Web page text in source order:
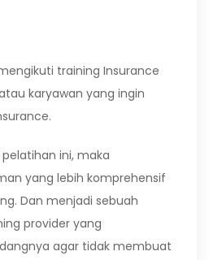
training Insurance
karyawan yang ingin
ini, maka
yang lebih komprehensif
Dan menjadi sebuah
provider yang
agar tidak membuat